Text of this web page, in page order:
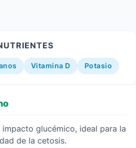
Vitamina D Potasio
impacto glucémico, ideal para la
de la cetosis.